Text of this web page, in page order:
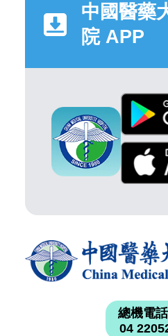
中國醫藥
院 APP
總機電
04